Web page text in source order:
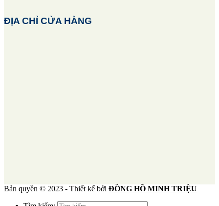
ĐỊA CHỈ CỬA HÀNG
Bản quyền © 2023 - Thiết kế bởi ĐỒNG HỒ MINH TRIỆU